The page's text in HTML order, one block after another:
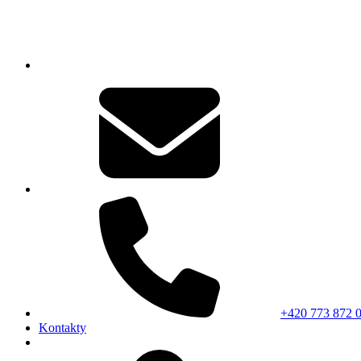
+420 773 872
Kontakty